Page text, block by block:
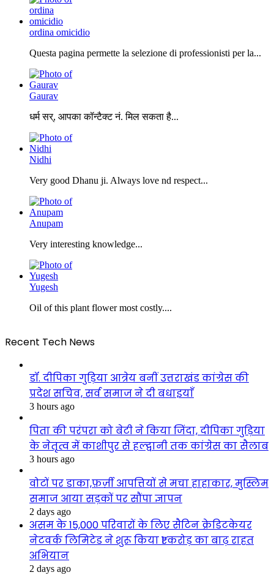
ordina omicidio
Questa pagina permette la selezione di professionisti per la...
Gaurav
धर्म सर्, आपका कॉन्टैक्ट नं. मिल सकता है...
Nidhi
Very good Dhanu ji. Always love nd respect...
Anupam
Very interesting knowledge...
Yugesh
Oil of this plant flower most costly....
Recent Tech News
डॉ. दीपिका गुड़िया आत्रेय बनीं उत्तराखंड कांग्रेस की
प्रदेश सचिव, सर्व समाज ने दी बधाइयाँ
3 hours ago
पिता की परंपरा को बेटी ने किया जिंदा, दीपिका गुड़िया
के नेतृत्व में काशीपुर से हल्द्वानी तक कांग्रेस का सैलाब
3 hours ago
वोटों पर डाका,फ़र्ज़ी आपत्तियों से मचा हाहाकार, मुस्लिम
समाज आया सड़कों पर सौंपा ज्ञापन
2 days ago
असम के 15,000 परिवारों के लिए सैटिन क्रेडिटकेयर
नेटवर्क लिमिटेड ने शुरू किया ₹1 करोड़ का बाढ़ राहत
अभियान
2 days ago